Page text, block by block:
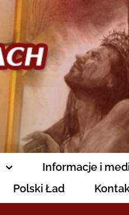
Informacje i
Polski Ład